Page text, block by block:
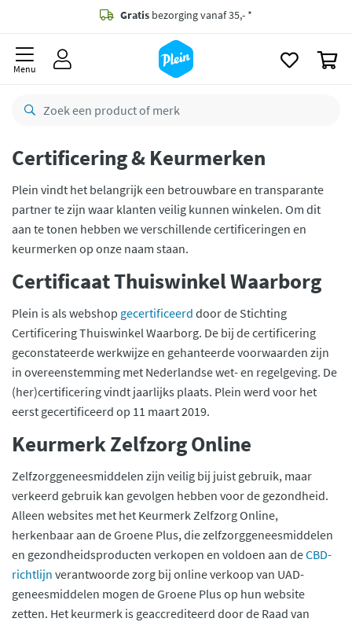
Gratis bezorging vanaf 35,- *
besteld,
retourneren
CO2 neutraal bezorgd
Betaal met Klarna
Menu
Certificering & Keurmerken
Plein vindt het belangrijk een betrouwbare en transparante
partner te zijn waar klanten veilig kunnen winkelen. Om dit
aan te tonen hebben we verschillende certificeringen en
keurmerken op onze naam staan.
Certificaat Thuiswinkel Waarborg
Plein is als webshop gecertificeerd door de Stichting
Certificering Thuiswinkel Waarborg. De bij de certificering
geconstateerde werkwijze en gehanteerde voorwaarden zijn
in overeenstemming met Nederlandse wet- en regelgeving. De
(her)certificering vindt jaarlijks plaats. Plein werd voor het
eerst gecertificeerd op 11 maart 2019.
Keurmerk Zelfzorg Online
Zelfzorggeneesmiddelen zijn veilig bij juist gebruik, maar
verkeerd gebruik kan gevolgen hebben voor de gezondheid.
Alleen websites met het Keurmerk Zelfzorg Online,
herkenbaar aan de Groene Plus, die zelfzorggeneesmiddelen
en gezondheidsproducten verkopen en voldoen aan deCBD-
richtlijn verantwoorde zorg bij online verkoop van UAD-
geneesmiddelen mogen de Groene Plus op hun website
zetten. Het keurmerk is geaccrediteerd door de Raad van